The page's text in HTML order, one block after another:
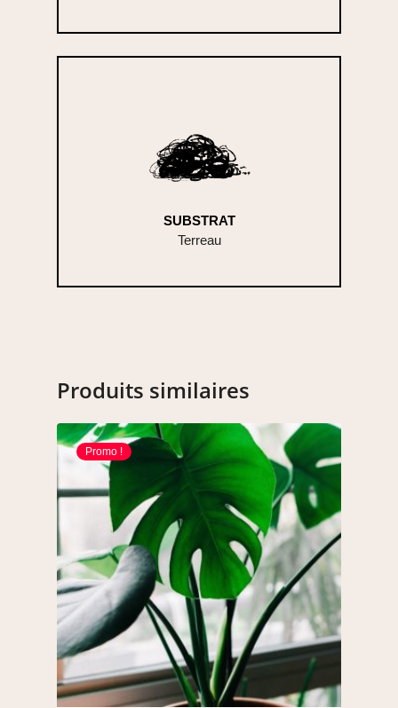
SUBSTRAT
Terreau
Produits similaires
Promo !